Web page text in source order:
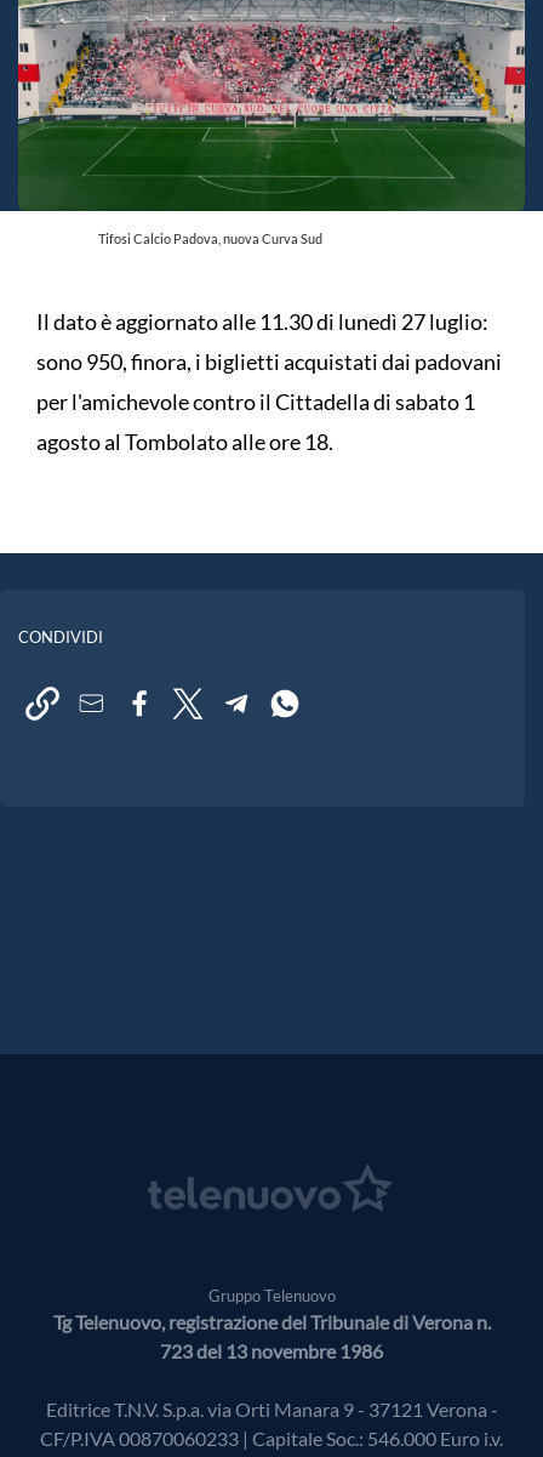
Tifosi Calcio Padova, nuova Curva Sud
Il dato è aggiornato alle 11.30 di lunedì 27 luglio:
sono 950, finora, i biglietti acquistati dai padovani
per l'amichevole contro il Cittadella di sabato 1
agosto al Tombolato alle ore 18.
CONDIVIDI
Gruppo Telenuovo
Tg Telenuovo, registrazione del Tribunale di Verona n.
723 del 13 novembre 1986
Editrice T.N.V. S.p.a. via Orti Manara 9 - 37121 Verona -
CF/P.IVA 00870060233 | Capitale Soc.: 546.000 Euro i.v.